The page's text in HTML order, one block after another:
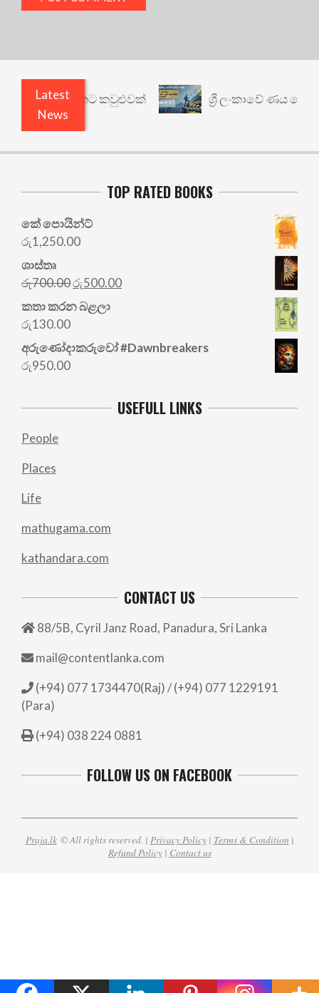
Latest
News
යථාර්ථයකට කවුළුවක් ශ්‍රී ලංකාවේ ණය
TOP RATED BOOKS
කේ පොයින්ට්
රු1,250.00
ශාස්තෘ
රු700.00Original
price
was:
රු500.00Current
කතා කරන බළලා
රු130.00
අරු‍ණෝදාකරුවෝ #Dawnbreakers
රු950.00
USEFULL LINKS
People
Places
Life
mathugama.com
kathandara.com
CONTACT US
88/5B, Cyril Janz Road, Panadura, Sri Lanka
mail@contentlanka.com
(+94) 077 1734470(Raj) / (+94) 077 1229191
(Para)
(+94) 038 224 0881
FOLLOW US ON FACEBOOK
Praja.lk© All rights reserved. | Privacy Policy| Terms & Condition |
Refund Policy| Contact us